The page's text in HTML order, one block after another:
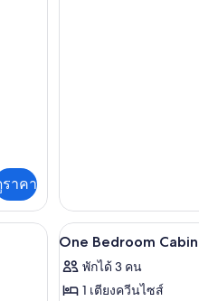
าคา
ตัว
(Double)
ห้องน้ำ
ส่วน
ตัว
(Double)
เปิด
ภาพถ่าย
ทั้งหมด
4
One Bedroom Cabin
พักได้ 3 คน
1 เตียงควีนไซส์